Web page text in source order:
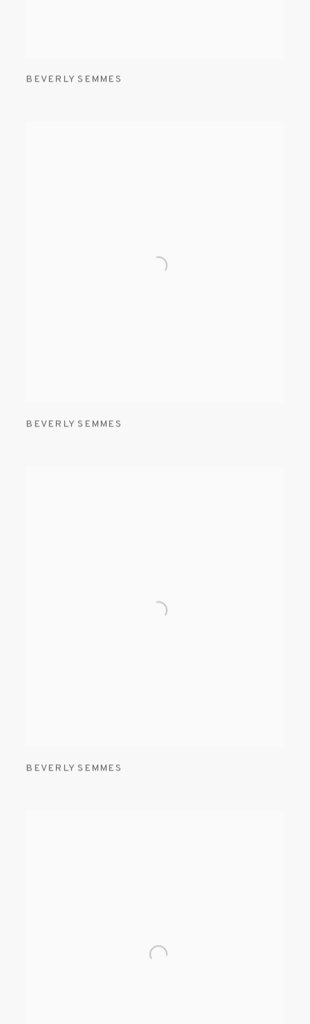
BEVERLY SEMMES
BEVERLY SEMMES
BEVERLY SEMMES